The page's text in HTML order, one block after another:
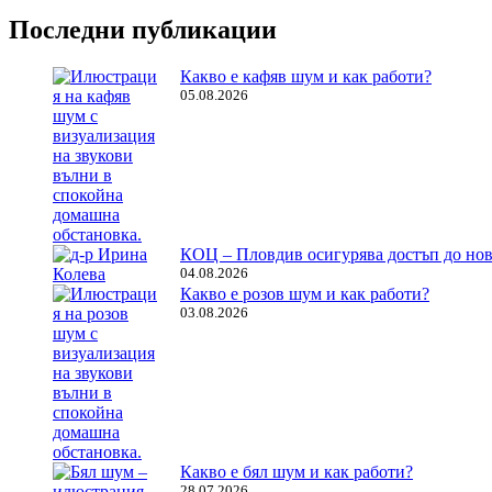
Последни публикации
Какво е кафяв шум и как работи?
05.08.2026
КОЦ – Пловдив осигурява достъп до
04.08.2026
Какво е розов шум и как работи?
03.08.2026
Какво е бял шум и как работи?